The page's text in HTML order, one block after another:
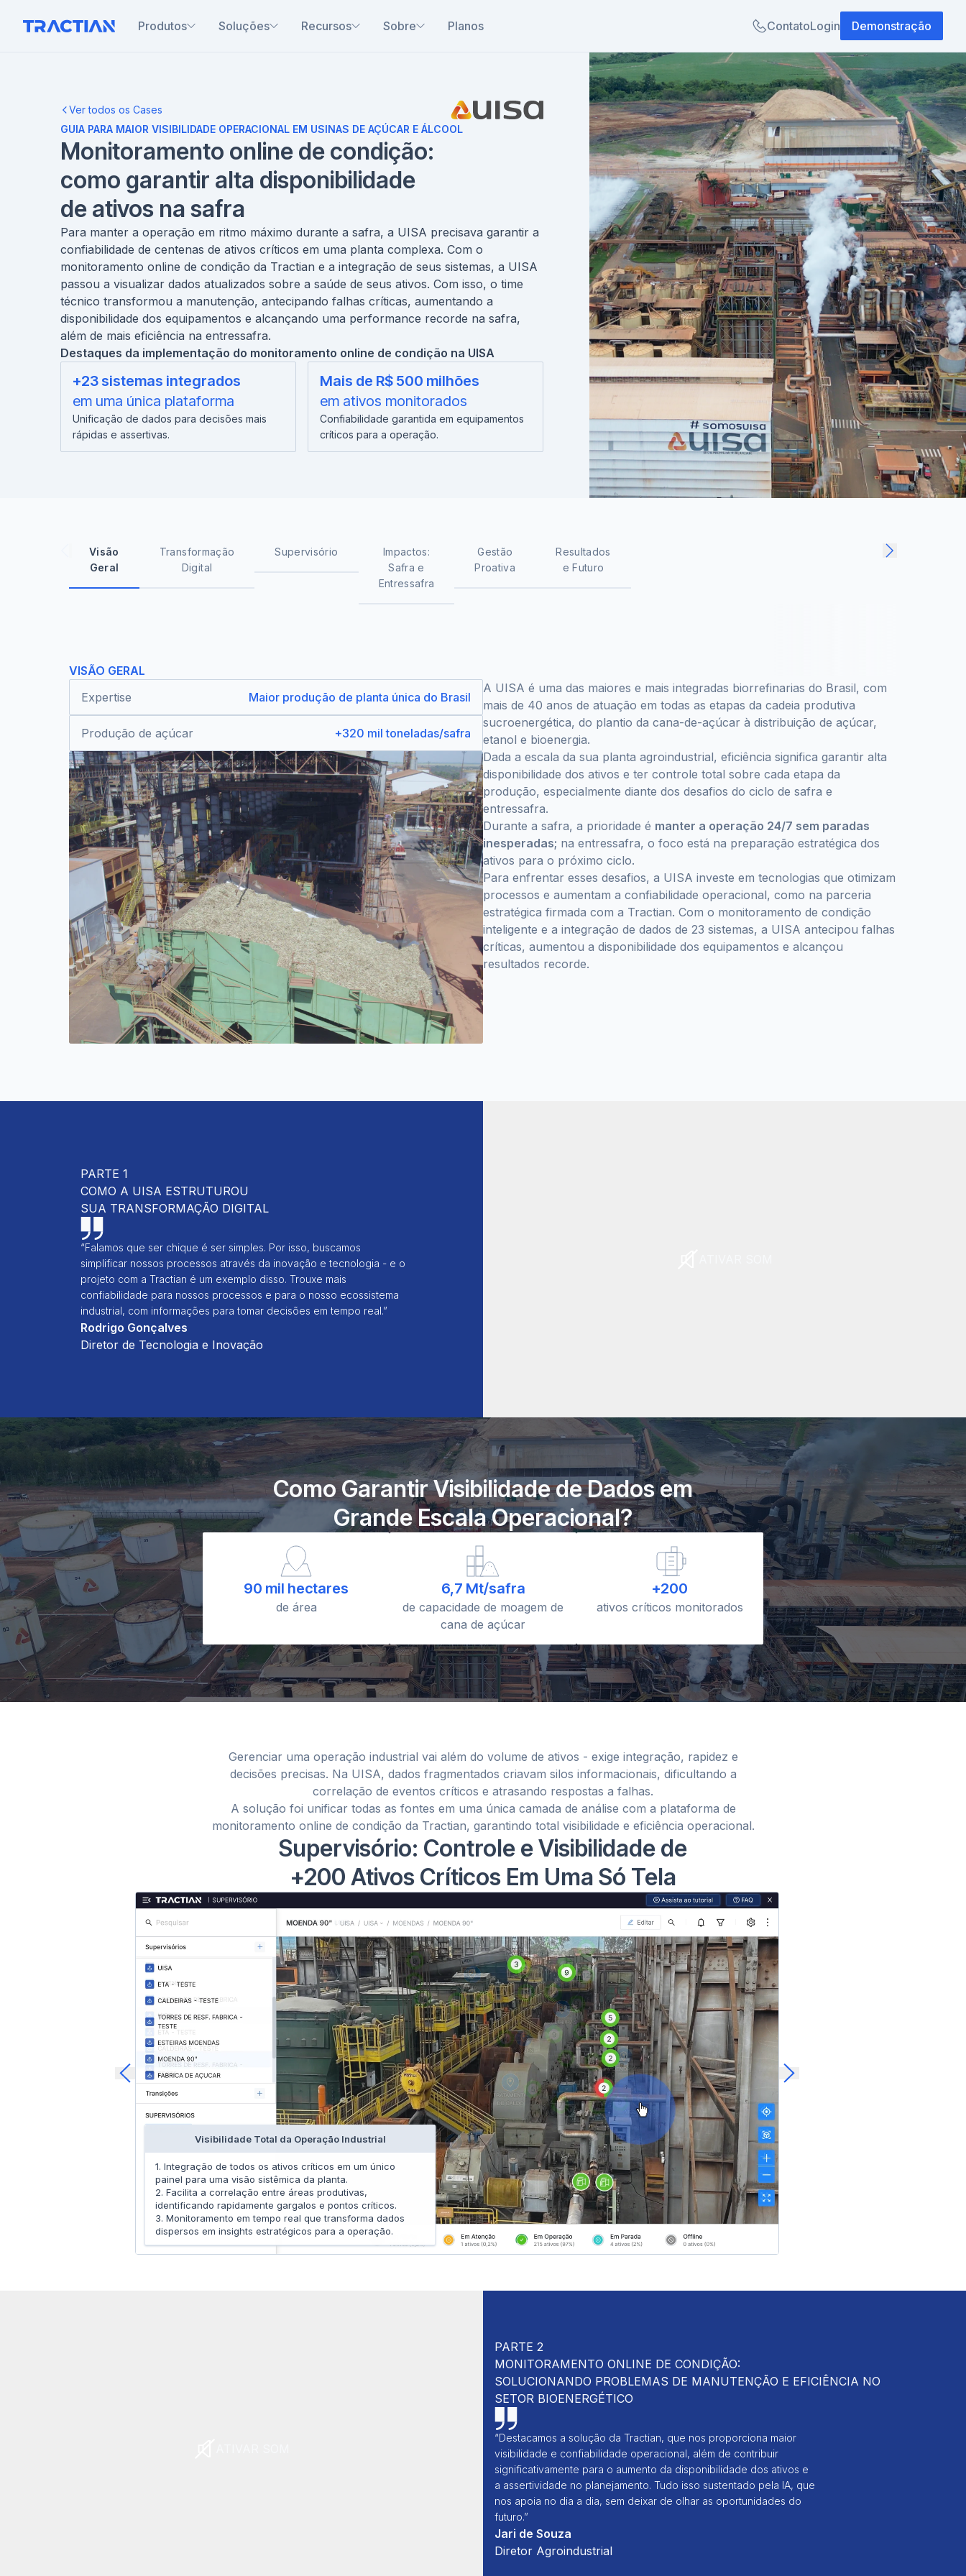
Produtos Soluções Recursos Sobre Planos ContatoLogin Demonstração
Ver todos os Cases
GUIA PARA MAIOR VISIBILIDADE OPERACIONAL EM USINAS DE AÇÚCAR E ÁLCOOL
Monitoramento online de condição:
como garantir alta disponibilidade
de ativos na safra
Para manter a operação em ritmo máximo durante a safra, a UISA precisava garantir a
confiabilidade de centenas de ativos críticos em uma planta complexa. Com o
monitoramento online de condição da Tractian e a integração de seus sistemas, a UISA
passou a visualizar dados atualizados sobre a saúde de seus ativos. Com isso, o time
técnico transformou a manutenção, antecipando falhas críticas, aumentando a
disponibilidade dos equipamentos e alcançando uma performance recorde na safra,
além de mais eficiência na entressafra.
Destaques da implementação do monitoramento online de condição na UISA
+23 sistemas integrados
em uma única plataforma
Unificação de dados para decisões mais
rápidas e assertivas.
Mais de R$ 500 milhões
em ativos monitorados
Confiabilidade garantida em equipamentos
críticos para a operação.
Visão
Geral
Transformação
Digital
Supervisório
Impactos:
Safra e
Entressafra
Gestão
Proativa
Resultados
e Futuro
VISÃO GERAL
Expertise
Maior produção de planta única do Brasil
Produção de açúcar +320 mil toneladas/safra
A UISA é uma das maiores e mais integradas biorrefinarias do Brasil, com
mais de 40 anos de atuação em todas as etapas da cadeia produtiva
sucroenergética, do plantio da cana-de-açúcar à distribuição de açúcar,
etanol e bioenergia.
Dada a escala da sua planta agroindustrial, eficiência significa garantir alta
disponibilidade dos ativos e ter controle total sobre cada etapa da
produção, especialmente diante dos desafios do ciclo de safra e
entressafra.
Durante a safra, a prioridade é manter a operação 24/7 sem paradas
inesperadas; na entressafra, o foco está na preparação estratégica dos
ativos para o próximo ciclo.
Para enfrentar esses desafios, a UISA investe em tecnologias que otimizam
processos e aumentam a confiabilidade operacional, como na parceria
estratégica firmada com a Tractian. Com o monitoramento de condição
inteligente e a integração de dados de 23 sistemas, a UISA antecipou falhas
críticas, aumentou a disponibilidade dos equipamentos e alcançou
resultados recorde.
PARTE 1
COMO A UISA ESTRUTUROU
SUA TRANSFORMAÇÃO DIGITAL
“Falamos que ser chique é ser simples. Por isso, buscamos
simplificar nossos processos através da inovação e tecnologia - e o
projeto com a Tractian é um exemplo disso. Trouxe mais
confiabilidade para nossos processos e para o nosso ecossistema
industrial, com informações para tomar decisões em tempo real.”
Rodrigo Gonçalves
Diretor de Tecnologia e Inovação
Como Garantir Visibilidade de Dados em
Grande Escala Operacional?
90 mil hectares
de área
6,7 Mt/safra
de capacidade de moagem de
cana de açúcar
+200
ativos críticos monitorados
Gerenciar uma operação industrial vai além do volume de ativos - exige integração, rapidez e
decisões precisas. Na UISA, dados fragmentados criavam silos informacionais, dificultando a
correlação de eventos críticos e atrasando respostas a falhas.
A solução foi unificar todas as fontes em uma única camada de análise com a plataforma de
monitoramento online de condição da Tractian, garantindo total visibilidade e eficiência operacional.
Supervisório: Controle e Visibilidade de
+200 Ativos Críticos Em Uma Só Tela
Visibilidade Total da Operação Industrial
1. Integração de todos os ativos críticos em um único
painel para uma visão sistêmica da planta.
2. Facilita a correlação entre áreas produtivas,
identificando rapidamente gargalos e pontos críticos.
3. Monitoramento em tempo real que transforma dados
dispersos em insights estratégicos para a operação.
PARTE 2
MONITORAMENTO ONLINE DE CONDIÇÃO:
SOLUCIONANDO PROBLEMAS DE MANUTENÇÃO E EFICIÊNCIA NO
SETOR BIOENERGÉTICO
“Destacamos a solução da Tractian, que nos proporciona maior
visibilidade e confiabilidade operacional, além de contribuir
significativamente para o aumento da disponibilidade dos ativos e
a assertividade no planejamento. Tudo isso sustentado pela IA, que
nos apoia no dia a dia, sem deixar de olhar as oportunidades do
futuro.”
Jari de Souza
Diretor Agroindustrial